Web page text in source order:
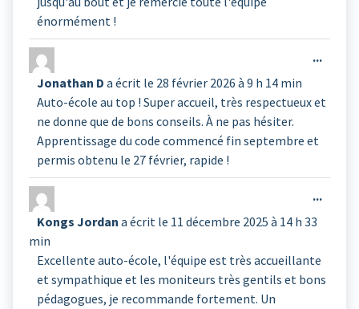
énormément !
Jonathan D a écrit le 28 février 2026 à 9 h 14 min
Auto-école au top ! Super accueil, très respectueux et
ne donne que de bons conseils. À ne pas hésiter.
Apprentissage du code commencé fin septembre et
permis obtenu le 27 février, rapide !
...
boîte
Kongs Jordan a écrit le 11 décembre 2025 à 14 h 33
min
Excellente auto-école, l'équipe est très accueillante
et sympathique et les moniteurs très gentils et bons
pédagogues, je recommande fortement. Un
...